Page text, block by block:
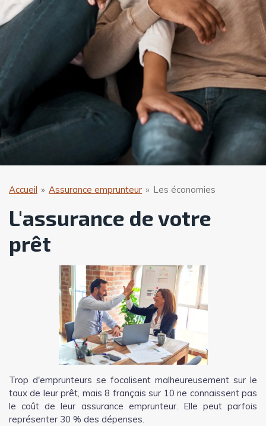
Accueil » Assurance emprunteur » Les économies
L'assurance de votre
prêt
Trop d'emprunteurs se focalisent malheureusement sur le
taux de leur prêt, mais 8 français sur 10 ne connaissent pas
le coût de leur assurance emprunteur. Elle peut parfois
représenter 30 % des dépenses.